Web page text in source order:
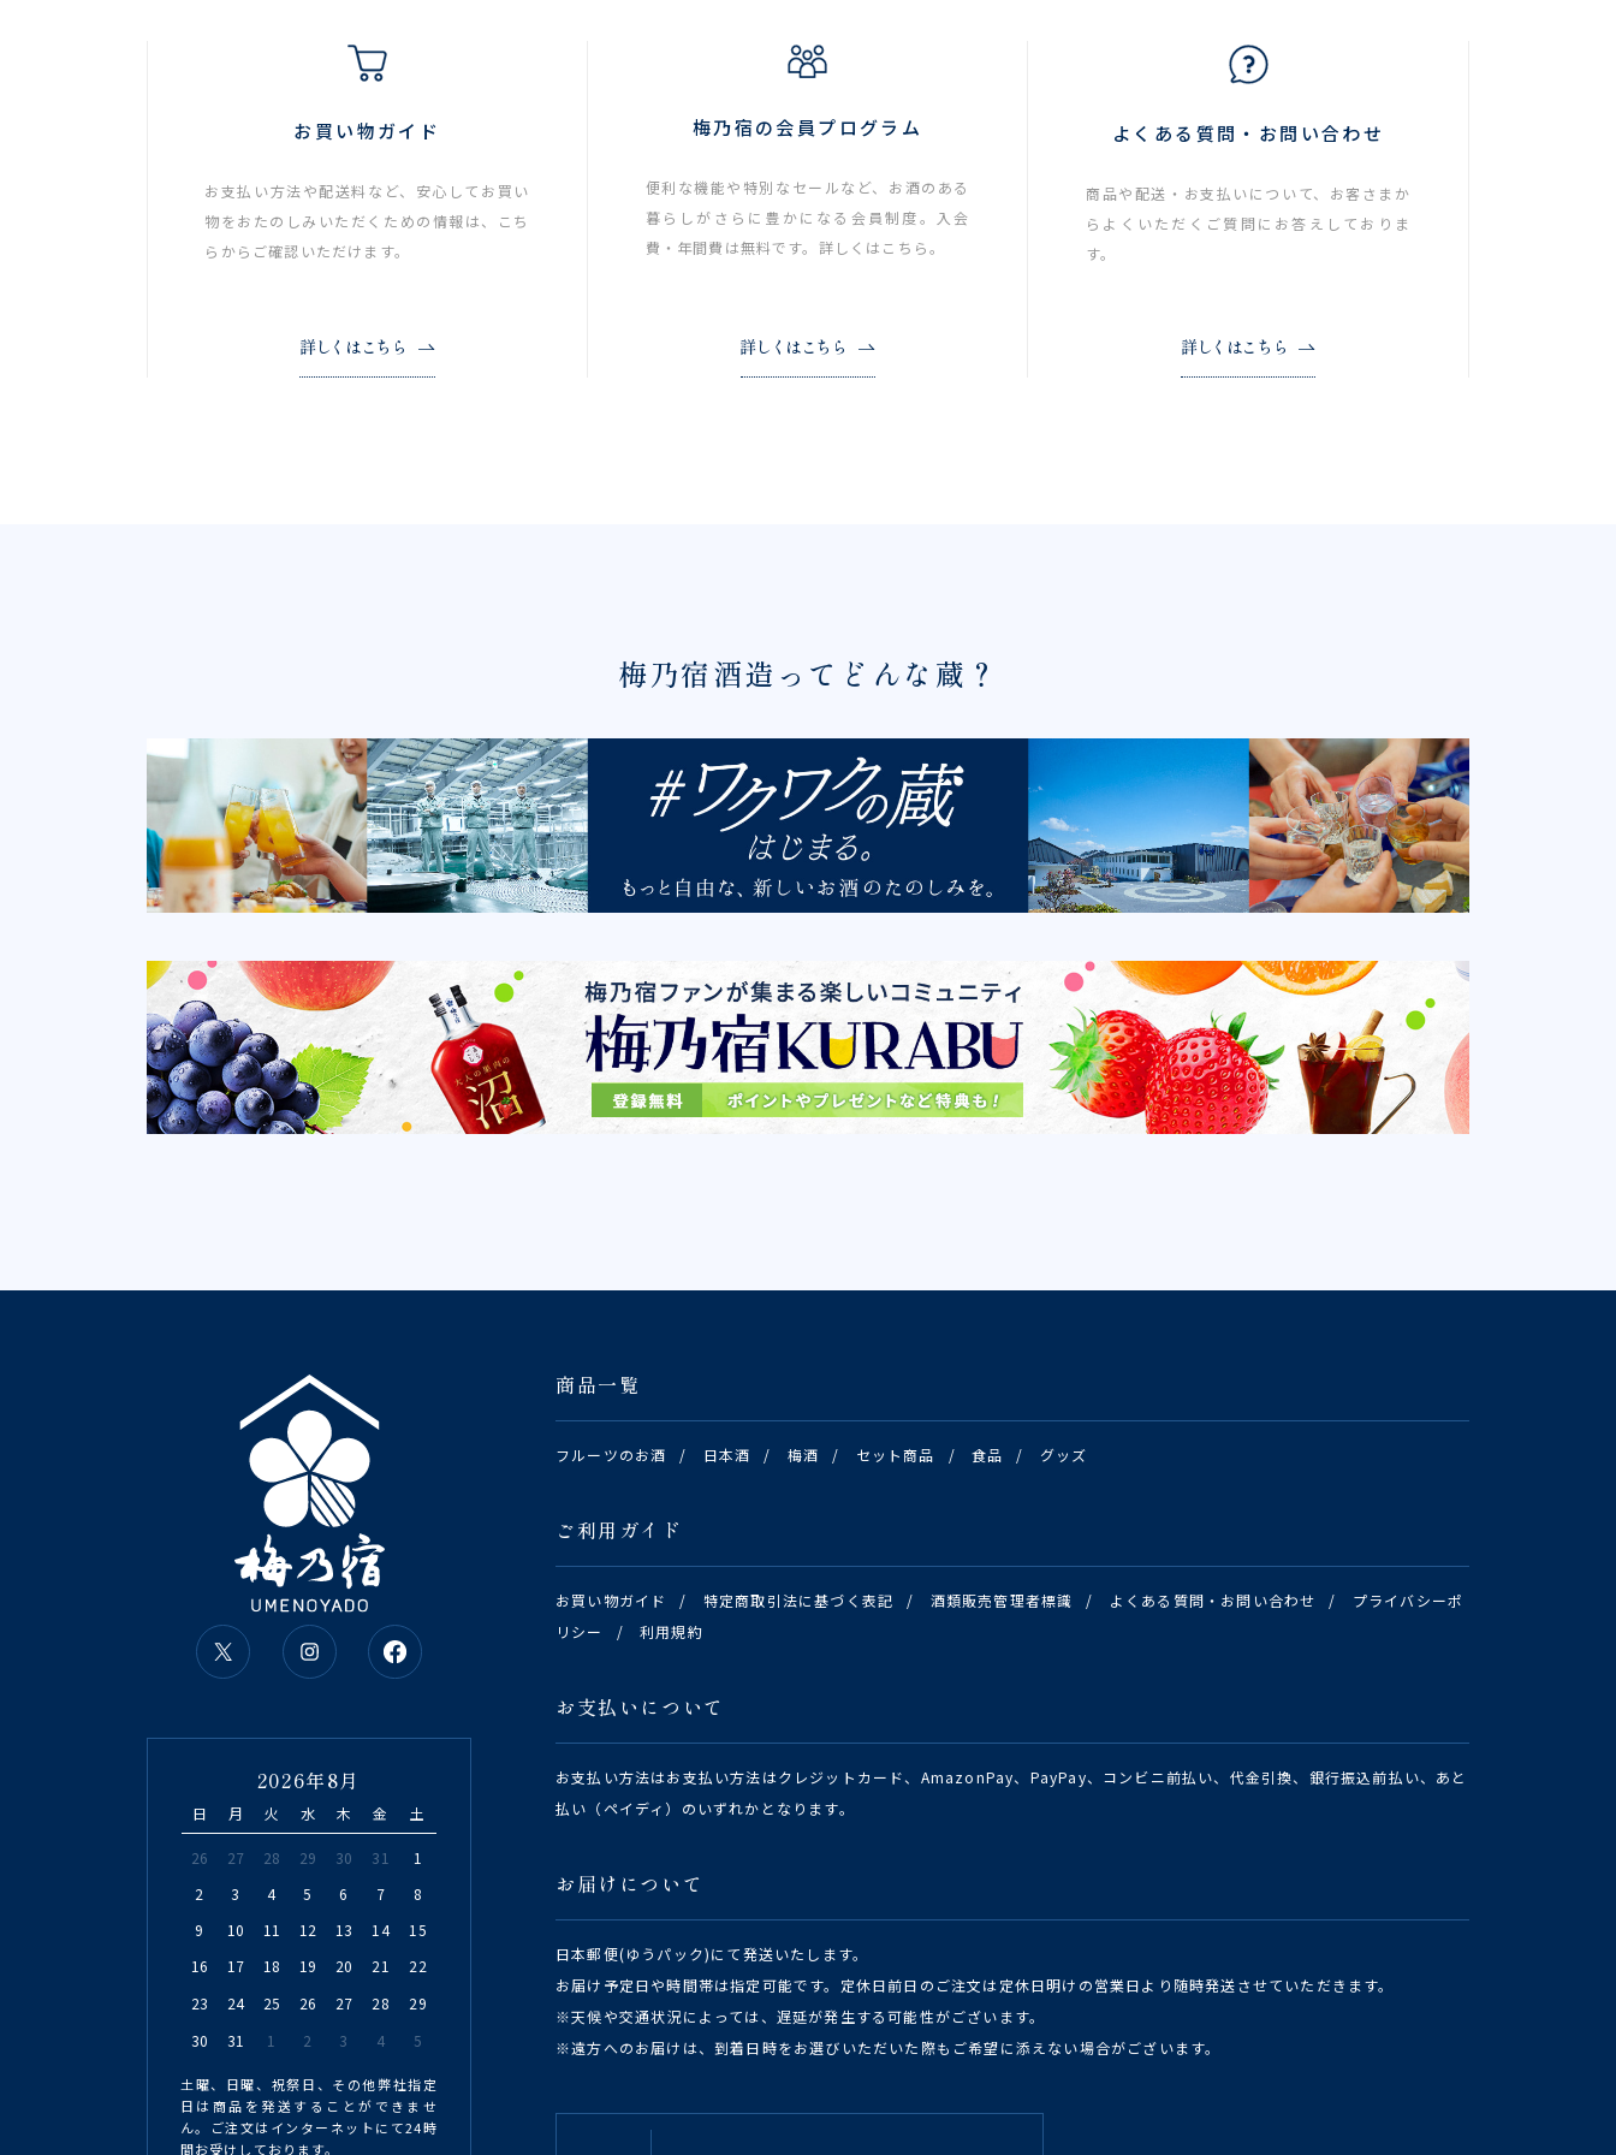
お買い物ガイド
お支払い方法や配送料など、安心してお買い
物をおたのしみいただくための情報は、こち
らからご確認いただけます。
詳しくはこちら
梅乃宿の会員プログラム
便利な機能や特別なセールなど、お酒のある
暮らしがさらに豊かになる会員制度。入会
費・年間費は無料です。詳しくはこちら。
詳しくはこちら
よくある質問・お問い合わせ
商品や配送・お支払いについて、お客さまか
らよくいただくご質問にお答えしておりま
す。
詳しくはこちら
梅乃宿酒造ってどんな蔵？
商品一覧
フルーツのお酒 / 日本酒 / 梅酒 / セット商品 / 食品 / グッズ
ご利用ガイド
お買い物ガイド / 特定商取引法に基づく表記 / 酒類販売管理者標識 / よくある質問・お問い合わせ /
プライバシーポ
リシー
/ 利用規約
お支払いについて
お支払い方法はお支払い方法はクレジットカード、AmazonPay、PayPay、コンビニ前払い、代金引換、銀行振込前払い、あと
払い（ペイディ）のいずれかとなります。
お届けについて
日本郵便(ゆうパック)にて発送いたします。
お届け予定日や時間帯は指定可能です。定休日前日のご注文は定休日明けの営業日より随時発送させていただきます。
※天候や交通状況によっては、遅延が発生する可能性がございます。
※遠方へのお届けは、到着日時をお選びいただいた際もご希望に添えない場合がございます。
2026年8月
日 月 火 水 木 金 土
26 27 28 29 30 31
1
2
3 4 5 6 7
8
9
10 11 12 13 14
15
16
17 18 19 20 21
22
23
24 25 26 27 28
29
30
31 1 2 3 4 5
土曜、日曜、祝祭日、その他弊社指定
日は商品を発送することができませ
ん。ご注文はインターネットにて24時
間お受けしております。